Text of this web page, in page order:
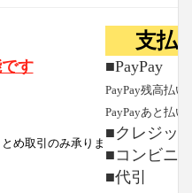
す
め取引のみ承りま
支払
■PayPay
PayPay残高払い
PayPayあと払い
■クレジッ
■コンビニ
■代引